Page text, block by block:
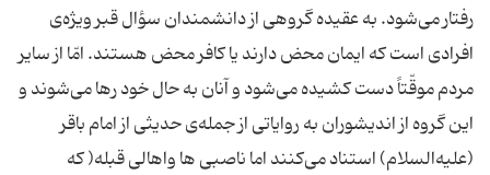
رفتار می‌شود. به عقیده گروهی از دانشمندان سؤال قبر ویژه‌ی‌
افرادی است كه ایمان محض دارند یا كافر محض هستند. امّا از سایر
مردم موقّتاً دست كشیده می‌شود و آنان به حال خود رها می‌شوند و
این گروه از اندیشوران به روایاتی از جمله‌ی‌ حدیثی از امام باقر
(علیه‌السلام) استناد می‌كنند اما ناصبی ها واهالی قبله( كه